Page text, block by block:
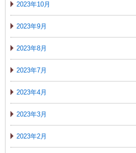
2023年10月
2023年9月
2023年8月
2023年7月
2023年4月
2023年3月
2023年2月